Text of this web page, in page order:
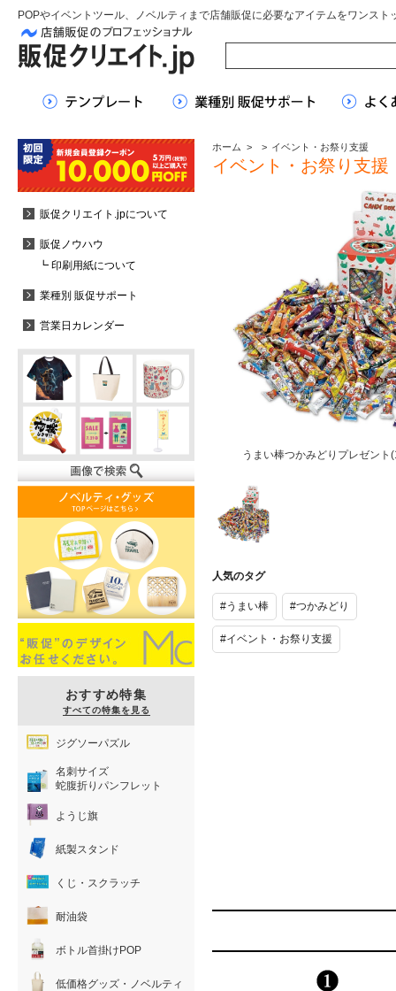
POPやイベントツール、ノベルティまで店舗販促に必要なアイテムをワンスト
ホーム > > イベント・お祭り支援
イベント・お祭り支援
うまい棒つかみどりプレゼント
みどりプレゼ
様用)
人気のタグ
#うまい棒 #つかみどり
#イベント・お祭り支援
販促クリエイト.jpについて
販促ノウハウ
┗ 印刷用紙について
業種別 販促サポート
営業日カレンダー
おすすめ特集
すべての特集を見る
ジグソーパズル
名刺サイズ
蛇腹折りパンフレット
ようじ旗
紙製スタンド
くじ・スクラッチ
耐油袋
ボトル首掛けPOP
低価格グッズ・ノベルティ